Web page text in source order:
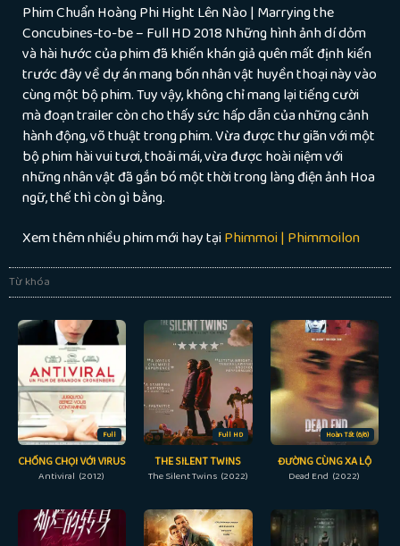
Phim Chuẩn Hoàng Phi Hight Lên Nào | Marrying the
Concubines-to-be – Full HD 2018 Những hình ảnh dí dỏm
và hài hước của phim đã khiến khán giả quên mất định kiến
trước đây về dự án mang bốn nhân vật huyền thoại này vào
cùng một bộ phim. Tuy vậy, không chỉ mang lại tiếng cười
mà đoạn trailer còn cho thấy sức hấp dẫn của những cảnh
hành động, võ thuật trong phim. Vừa được thư giãn với một
bộ phim hài vui tươi, thoải mái, vừa được hoài niệm với
những nhân vật đã gắn bó một thời trong làng điện ảnh Hoa
ngữ, thế thì còn gì bằng.
Xem thêm nhiều phim mới hay tạiPhimmoi | Phimmoilon
Từ khóa
Full
CHỐNG CHỌI VỚI VIRUS
Antiviral (2012)
Full HD
THE SILENT TWINS
The Silent Twins (2022)
Hoàn Tất (6/6)
ĐƯỜNG CÙNG XA LỘ
Dead End (2022)